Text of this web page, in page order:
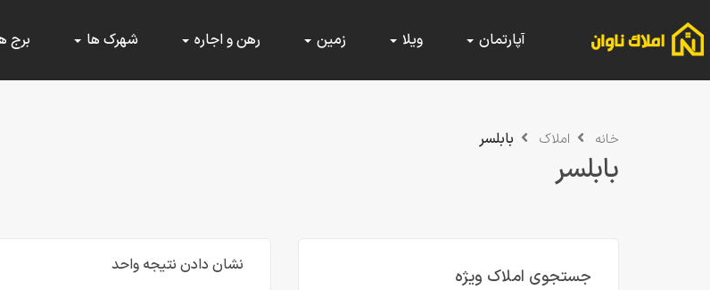
آپارتمان ویلا زمین رهن و اجاره شهرک ها برج
خانه املاک بابلسر
بابلسر
جستجوی املاک ویژه نشان دادن نتیجه واحد